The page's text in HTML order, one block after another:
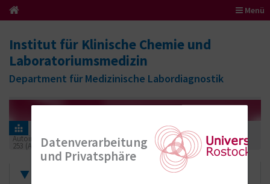
Menü
Institut für Klinische Chemie und
Laboratoriumsmedizin
Department für Medizinische Labordiagnostik
Ringversuchszertifikate
Autoimmundiagnostik
253 (Autoimmunerkrankungen 02 - Hepatopathien) 2023
Datenverarbeitung
und Privatsphäre